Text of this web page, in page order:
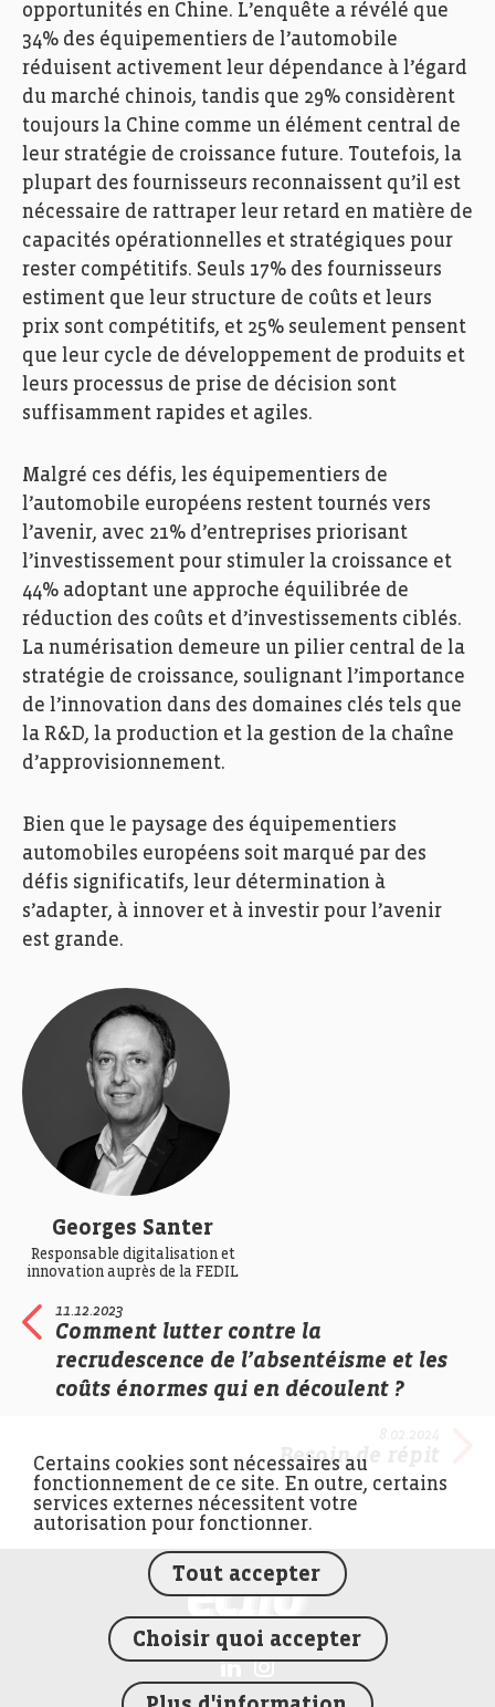
opportunités en Chine. L’enquête a révélé que
34% des équipementiers de l’automobile
réduisent activement leur dépendance à l’égard
du marché chinois, tandis que 29% considèrent
toujours la Chine comme un élément central de
leur stratégie de croissance future. Toutefois, la
plupart des fournisseurs reconnaissent qu’il est
nécessaire de rattraper leur retard en matière de
capacités opérationnelles et stratégiques pour
rester compétitifs. Seuls 17% des fournisseurs
estiment que leur structure de coûts et leurs
prix sont compétitifs, et 25% seulement pensent
que leur cycle de développement de produits et
leurs processus de prise de décision sont
suffisamment rapides et agiles.
Malgré ces défis, les équipementiers de
l’automobile européens restent tournés vers
l’avenir, avec 21% d’entreprises priorisant
l’investissement pour stimuler la croissance et
44% adoptant une approche équilibrée de
réduction des coûts et d’investissements ciblés.
La numérisation demeure un pilier central de la
stratégie de croissance, soulignant l’importance
de l’innovation dans des domaines clés tels que
la R&D, la production et la gestion de la chaîne
d’approvisionnement.
Bien que le paysage des équipementiers
automobiles européens soit marqué par des
défis significatifs, leur détermination à
s’adapter, à innover et à investir pour l’avenir
est grande.
Georges Santer
Responsable digitalisation et
innovation auprès de la FEDIL
11.12.2023
Comment lutter contre la
recrudescence de l’absentéisme et les
coûts énormes qui en découlent ?
Besoin de répit
FEDIL écho
Certains cookies sont nécessaires au
fonctionnement de ce site. En outre, certains
services externes nécessitent votre
autorisation pour fonctionner.
Tout accepter
Choisir quoi accepter